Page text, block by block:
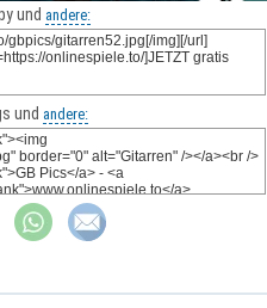
und andere:
und andere: